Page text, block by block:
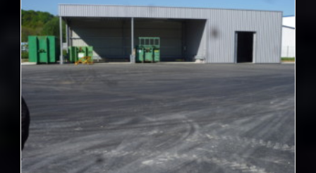
–
Imprimerie
Poste
–
Rénovation
Des
Façades
–
Direction
Des
TravauxRéalisé